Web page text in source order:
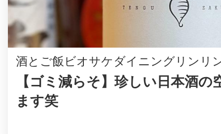
酒とご飯ビオサケダイニングリンリ
【ゴミ減らそ】珍しい日本酒の
ます笑
八女
日立